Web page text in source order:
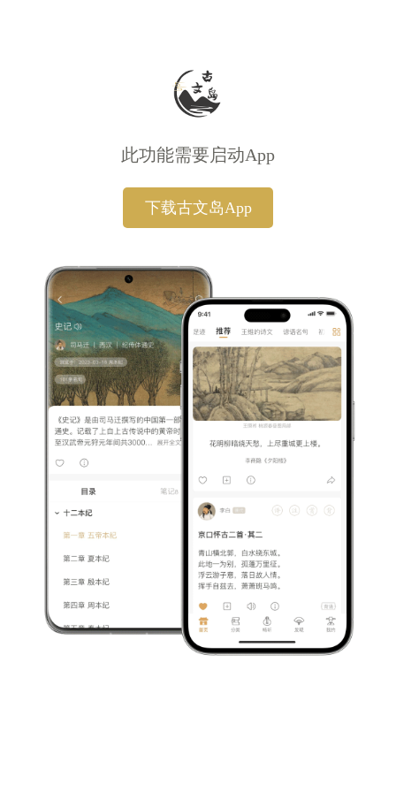
此功能需要启动App
下载古文岛App